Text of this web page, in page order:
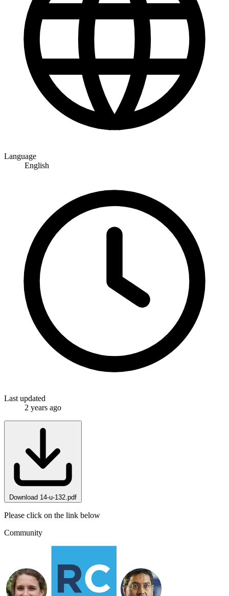
Language
English
Last updated
2 years ago
Download 14-u-132.pdf
Please click on the link below
Community